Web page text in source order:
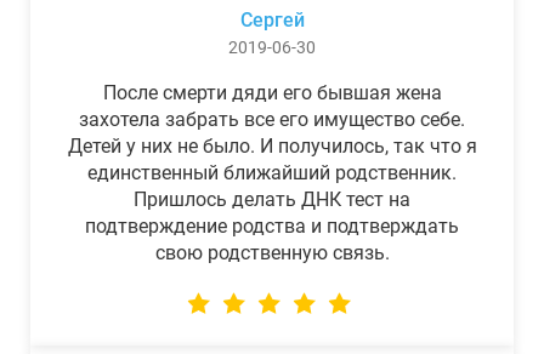
Сергей
2019-06-30
После смерти дяди его бывшая жена
захотела забрать все его имущество себе.
Детей у них не было. И получилось, так что я
единственный ближайший родственник.
Пришлось делать ДНК тест на
подтверждение родства и подтверждать
свою родственную связь.